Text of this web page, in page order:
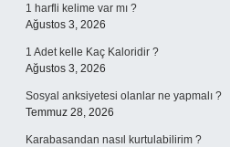
1 harfli kelime var mı ?
Ağustos 3, 2026
1 Adet kelle Kaç Kaloridir ?
Ağustos 3, 2026
Sosyal anksiyetesi olanlar ne yapmalı ?
Temmuz 28, 2026
Karabasandan nasıl kurtulabilirim ?